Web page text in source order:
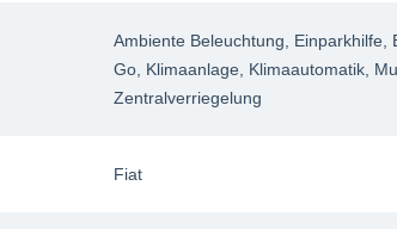
Ambiente Beleuchtung , Einparkhilfe
Go , Klimaanlage , Klimaautomatik ,
Zentralverriegelung
Fiat